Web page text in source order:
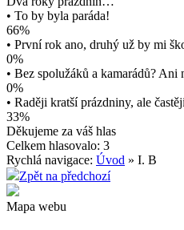
• To by byla paráda!
66%
• První rok ano, druhý už by mi
0%
• Bez spolužáků a kamarádů? Ani
0%
• Raději kratší prázdniny, ale
33%
Děkujeme za váš hlas
Celkem hlasovalo: 3
Rychlá navigace: Úvod » I. B
Zpět na předchozí
Mapa webu